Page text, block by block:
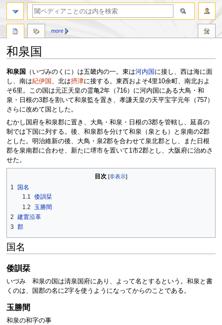
和泉国
ナ
ビ
ゲ
ー
シ
ョ
ン
に
移
動
検
索
に
移
動
和泉国 （いづみのくに）は五畿内の一。東は河内国 に接し、西は海に面
し、南は紀伊国 、北は摂津に接する。東西およそ4里10余町、南北およ
そ6里。この国は元正天皇の霊亀2年（716）に河内国にある大鳥・和
泉・日根の3郡を割いて和泉監を置き、孝謙天皇の天平宝字元年（757）
さらに改めて国とした。
むかし国府を和泉郡に置き、大鳥・和泉・日根の3郡を管轄し、延喜の
制では下国に列する。後、和泉郡を分けて和泉（泉とも）と泉南の2郡
とした。明治維新の後、大鳥・泉2郡を合わせて泉北郡とし、また日根
郡を泉南郡に合わせ、新たに堺市を置いて1市2郡とし、大阪府に治めさ
せた。
目次
1
国名
1.1 倭訓栞
1.2
玉勝間
2 建置沿革
3 郡
国名
倭訓栞
いづみ 和泉の国は清泉国府にあり、よって名とするという。和泉と書
くのは、国郡の名に2字を使うようになってからのことである。
玉勝間
和泉の和字の事
more